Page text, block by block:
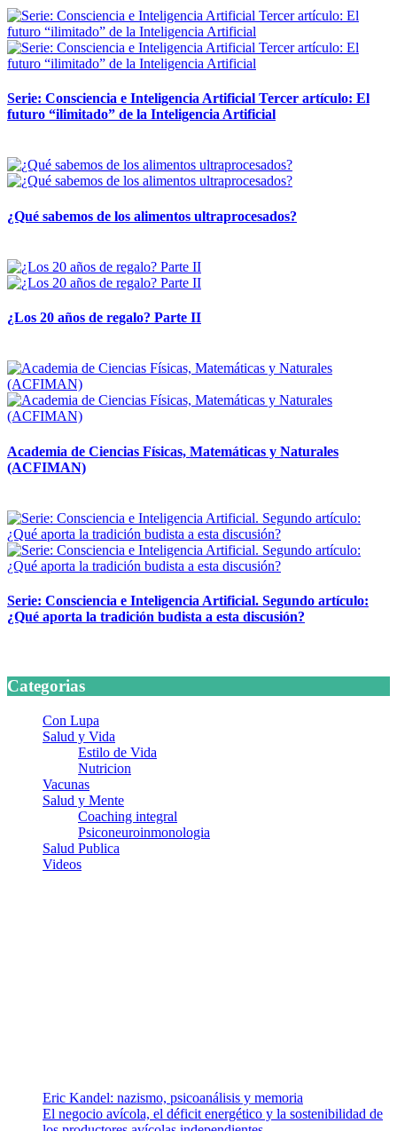
Serie: Consciencia e Inteligencia Artificial Tercer artículo: El
futuro “ilimitado” de la Inteligencia Artificial
¿Qué sabemos de los alimentos ultraprocesados?
¿Los 20 años de regalo? Parte II
Academia de Ciencias Físicas, Matemáticas y Naturales
(ACFIMAN)
Serie: Consciencia e Inteligencia Artificial. Segundo artículo:
¿Qué aporta la tradición budista a esta discusión?
Categorias
Con Lupa
Salud y Vida
Estilo de Vida
Nutricion
Vacunas
Salud y Mente
Coaching integral
Psiconeuroinmonologia
Salud Publica
Videos
Eric Kandel: nazismo, psicoanálisis y memoria
El negocio avícola, el déficit energético y la sostenibilidad de